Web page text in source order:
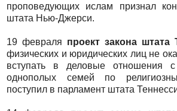
проповедующих ислам признал
штата Нью-Джерси.
19 февраля проект закона штата
физических и юридических лиц не
вступать в деловые отношения с
однополых семей по
поступил в парламент штата